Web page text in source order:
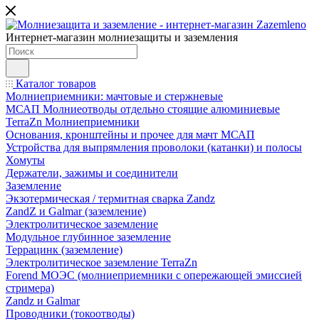
Интернет-магазин молниезащиты и заземления
Каталог товаров
Молниеприемники: мачтовые и стержневые
МСАП Молниеотводы отдельно стоящие алюминиевые
TerraZn Молниеприемники
Основания, кронштейны и прочее для мачт МСАП
Устройства для выпрямления проволоки (катанки) и полосы
Хомуты
Держатели, зажимы и соединители
Заземление
Экзотермическая / термитная сварка Zandz
ZandZ и Galmar (заземление)
Электролитическое заземление
Модульное глубинное заземление
Террацинк (заземление)
Электролитическое заземление TerraZn
Forend МОЭС (молниеприемники с опережающей эмиссией
стримера)
Zandz и Galmar
Проводники (токоотводы)